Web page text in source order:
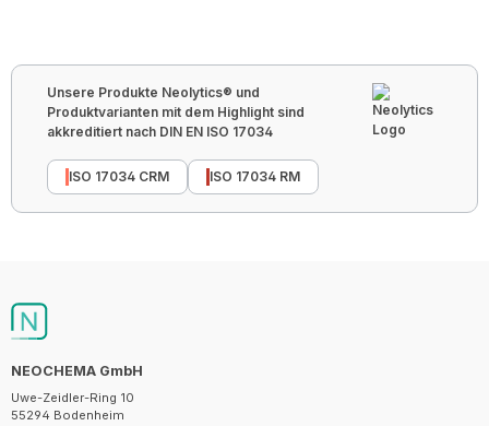
Unsere Produkte Neolytics® und
Produktvarianten mit dem Highlight sind
akkreditiert nach DIN EN ISO 17034
ISO 17034 CRM ISO 17034 RM
NEOCHEMA GmbH
Uwe-Zeidler-Ring 10
55294 Bodenheim